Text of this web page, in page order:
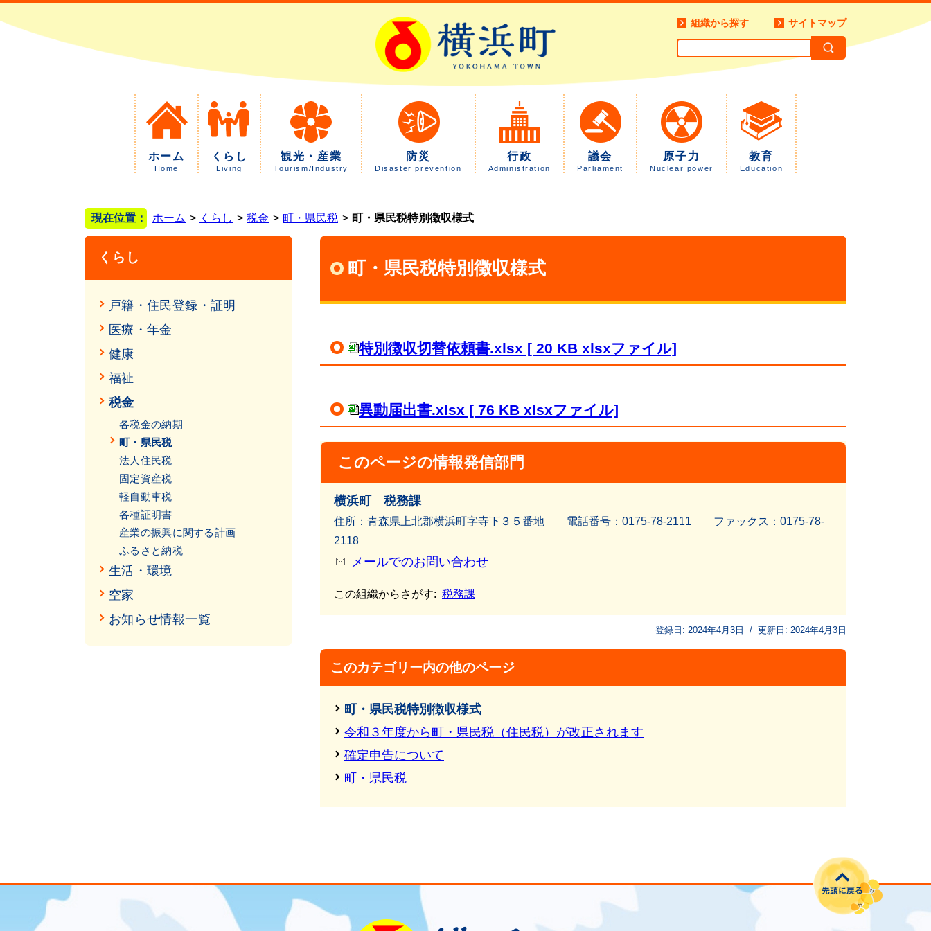
組織から探す サイトマップ
ホーム
Home
くらし
Living
観光・産業
Tourism/Industry
防災
Disaster prevention
行政
Administration
議会
Parliament
原子力
Nuclear power
教育
Education
現在位置： ホーム くらし 税金 町・県民税 町・県民税特別徴収様式
くらし
戸籍・住民登録・証明
医療・年金
健康
福祉
税金
各税金の納期
町・県民税
法人住民税
固定資産税
軽自動車税
各種証明書
産業の振興に関する計画
ふるさと納税
生活・環境
空家
お知らせ情報一覧
町・県民税特別徴収様式
特別徴収切替依頼書.xlsx [ 20 KB xlsxファイル]
異動届出書.xlsx [ 76 KB xlsxファイル]
このページの情報発信部門
横浜町 税務課
住所：青森県上北郡横浜町字寺下３５番地 電話番号：0175-78-2111 ファッ クス：0175-78-
2118
メールでのお問い合わせ
この組織からさがす: 税務課
登録日: 2024年4月3日 / 更新日: 2024年4月3日
このカテゴリー内の他のページ
町・県民税特別徴収様式
令和３年度から町・県民税（住民税）が改正されます
確定申告について
町・県民税